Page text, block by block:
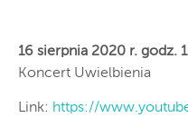
16 sierpnia 2020 r. godz.
Koncert Uwielbienia
Link: https://